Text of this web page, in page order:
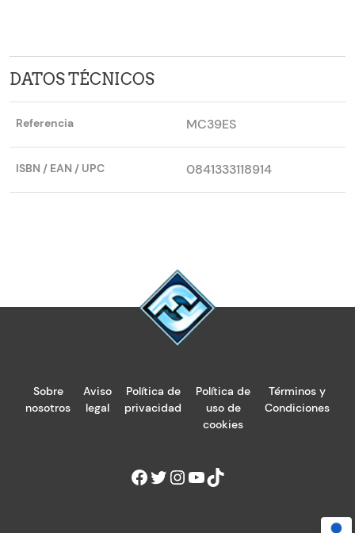
DATOS TÉCNICOS
Referencia MC39ES
ISBN / EAN / UPC 0841333118914
Sobre
nosotros
Aviso
legal
Política de
privacidad
Política de
uso de
cookies
Términos y
Condiciones